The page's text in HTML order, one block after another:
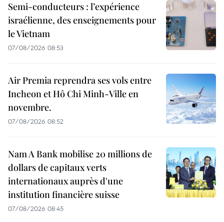
Semi-conducteurs : l’expérience
israélienne, des enseignements pour
le Vietnam
07/08/2026 08:53
Air Premia reprendra ses vols entre
Incheon et Hô Chi Minh-Ville en
novembre.
07/08/2026 08:52
Nam A Bank mobilise 20 millions de
dollars de capitaux verts
internationaux auprès d'une
institution financière suisse
07/08/2026 08:45